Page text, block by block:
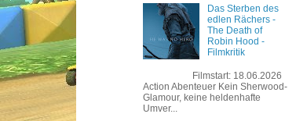
Das Sterben des
edlen Rächers -
The Death of
Robin Hood -
Filmkritik
Filmstart: 18.06.2026
Action Abenteuer Kein Sherwood-
Glamour, keine heldenhafte
Umver...